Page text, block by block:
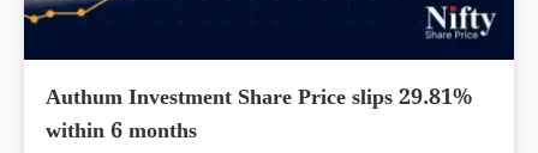
Authum Investment Share Price slips 29.81%
within 6 months